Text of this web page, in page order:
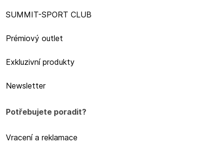
SUMMIT-SPORT CLUB
Prémiový outlet
Exkluzivní produkty
Newsletter
Potřebujete poradit?
Vracení a reklamace